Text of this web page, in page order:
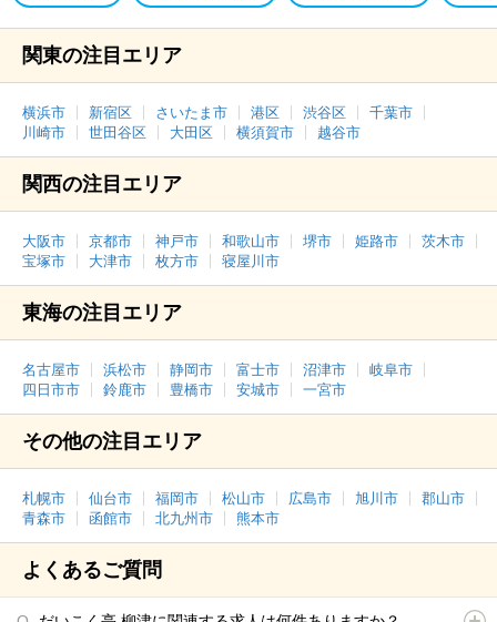
関東の注目エリア
横浜市 新宿区 さいたま市 港区 渋谷区
千葉市
川崎市
世田谷区 大田区 横須賀市 越谷市
関西の注目エリア
大阪市 京都市 神戸市 和歌山市 堺市 姫路市
茨木市
宝塚市
大津市 枚方市 寝屋川市
東海の注目エリア
名古屋市 浜松市 静岡市 富士市 沼津市
岐阜市
四日市市
鈴鹿市 豊橋市 安城市 一宮市
その他の注目エリア
札幌市 仙台市 福岡市 松山市 広島市 旭川市
郡山市
青森市
函館市 北九州市 熊本市
よくあるご質問